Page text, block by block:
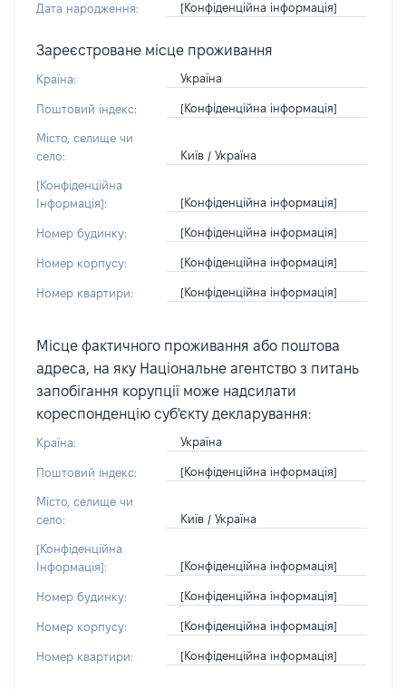
Дата народження: [Конфіденційна інформація]
Зареєстроване місце проживання
Країна: Україна
Поштовий індекс: [Конфіденційна інформація]
Місто, селище чи
село:
Київ / Україна
[Конфіденційна
Інформація]:
[Конфіденційна інформація]
Номер будинку: [Конфіденційна інформація]
Номер корпусу: [Конфіденційна інформація]
Номер квартири: [Конфіденційна інформація]
Місце фактичного проживання або поштова
адреса, на яку Національне агентство з питань
запобігання корупції може надсилати
кореспонденцію суб'єкту декларування:
Країна: Україна
Поштовий індекс: [Конфіденційна інформація]
Місто, селище чи
село:
Київ / Україна
[Конфіденційна
Інформація]:
[Конфіденційна інформація]
Номер будинку: [Конфіденційна інформація]
Номер корпусу: [Конфіденційна інформація]
Номер квартири: [Конфіденційна інформація]